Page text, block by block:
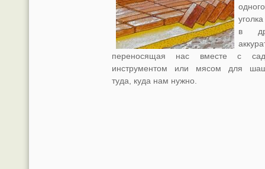
одного
в
переносящая нас вместе с
инструментом или мясом для
туда, куда нам нужно.